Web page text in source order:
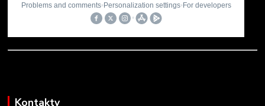
Kontakty